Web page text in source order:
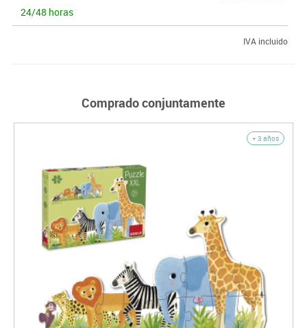
24/48 horas
IVA incluido
Comprado conjuntamente
+ 3 años